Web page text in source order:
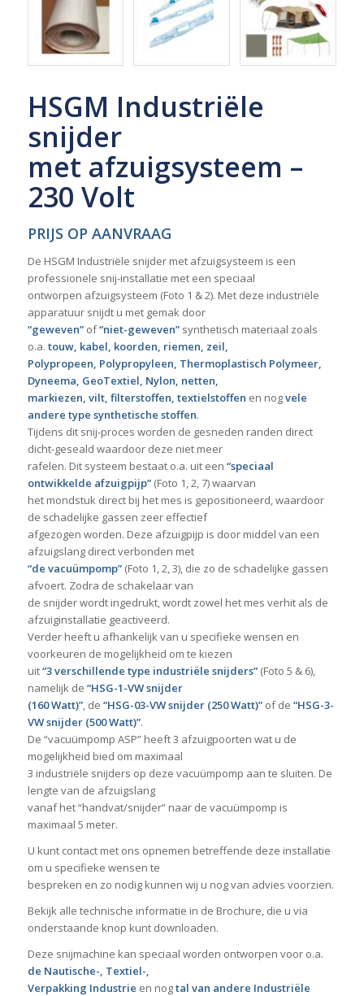
HSGM Industriële
snijder
met afzuigsysteem –
230 Volt
PRIJS OP AANVRAAG
De HSGM Industriële snijder met afzuigsysteem is een
professionele snij-installatie met een speciaal
ontworpen afzuigsysteem (Foto 1 & 2). Met deze industriële
apparatuur snijdt u met gemak door
“geweven” of“niet-geweven” synthetisch materiaal zoals
o.a. touw, kabel, koorden, riemen, zeil,
Polypropeen, Polypropyleen, Thermoplastisch Polymeer,
Dyneema, GeoTextiel, Nylon, netten,
markiezen, vilt, filterstoffen, textielstoffen en nogvele
andere type synthetische stoffen.
Tijdens dit snij-proces worden de gesneden randen direct
dicht-geseald waardoor deze niet meer
rafelen. Dit systeem bestaat o.a. uit een “speciaal
ontwikkelde afzuigpijp”(Foto 1, 2, 7) waarvan
het mondstuk direct bij het mes is gepositioneerd, waardoor
de schadelijke gassen zeer effectief
afgezogen worden. Deze afzuigpijp is door middel van een
afzuigslang direct verbonden met
“de vacuümpomp” (Foto 1, 2, 3), die zo de schadelijke gassen
afvoert. Zodra de schakelaar van
de snijder wordt ingedrukt, wordt zowel het mes verhit als de
afzuiginstallatie geactiveerd.
Verder heeft u afhankelijk van u specifieke wensen en
voorkeuren de mogelijkheid om te kiezen
uit“3 verschillende type industriële snijders”(Foto 5 & 6),
namelijk de “HSG-1-VW snijder
(160 Watt)”, de “HSG-03-VW snijder (250 Watt)”of de “HSG-3-
VW snijder (500 Watt)”.
De “vacuümpomp ASP” heeft 3 afzuigpoorten wat u de
mogelijkheid bied om maximaal
3 industriële snijders op deze vacuümpomp aan te sluiten. De
lengte van de afzuigslang
vanaf het “handvat/snijder” naar de vacuümpomp is
maximaal 5 meter.
U kunt contact met ons opnemen betreffende deze installatie
om u specifieke wensen te
bespreken en zo nodig kunnen wij u nog van advies voorzien.
Bekijk alle technische informatie in de Brochure, die u via
onderstaande knop kunt downloaden.
Deze snijmachine kan speciaal worden ontworpen voor o.a.
de Nautische-, Textiel-,
Verpakking Industrie en nogtal van andere Industriële